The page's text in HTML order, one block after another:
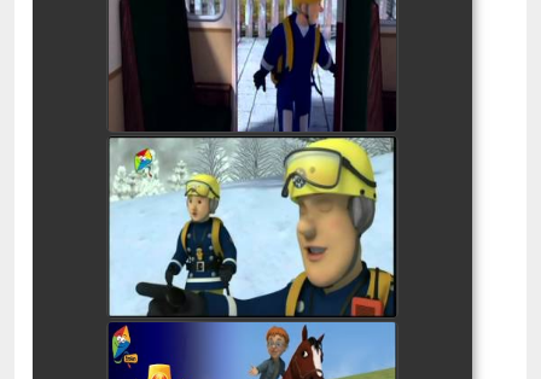
watch video
סמי הכבאי 3 פרקים ברצף
watch video
סמי כבאי סוס במנוסה